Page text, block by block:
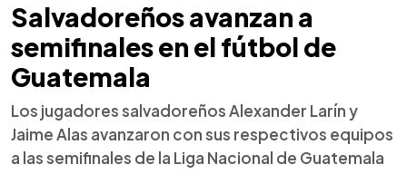
Salvadoreños avanzan a
semifinales en el fútbol de
Guatemala
Los jugadores salvadoreños Alexander Larín y
Jaime Alas avanzaron con sus respectivos equipos
a las semifinales de la Liga Nacional de Guatemala